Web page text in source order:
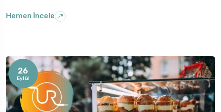
Hemen İncele
26
Eylül